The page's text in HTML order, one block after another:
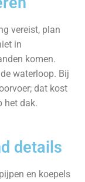
vereist, plan
in
komen.
waterloop. Bij
dat kost
het dak.
details
en koepels